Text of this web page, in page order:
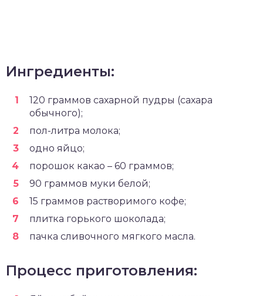
Ингредиенты:
120 граммов сахарной пудры (сахара
обычного);
пол-литра молока;
одно яйцо;
порошок какао – 60 граммов;
90 граммов муки белой;
15 граммов растворимого кофе;
плитка горького шоколада;
пачка сливочного мягкого масла.
Процесс приготовления: